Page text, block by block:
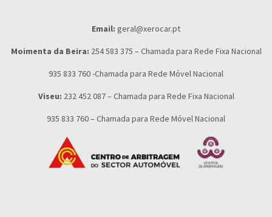
Email: geral@xerocar.pt
Moimenta da Beira: 254 583 375 – Chamada para Rede Fixa Nacional
935 833 760 -Chamada para Rede Móvel Nacional
Viseu: 232 452 087 – Chamada para Rede Fixa Nacional
935 833 760 – Chamada para Rede Móvel Nacional